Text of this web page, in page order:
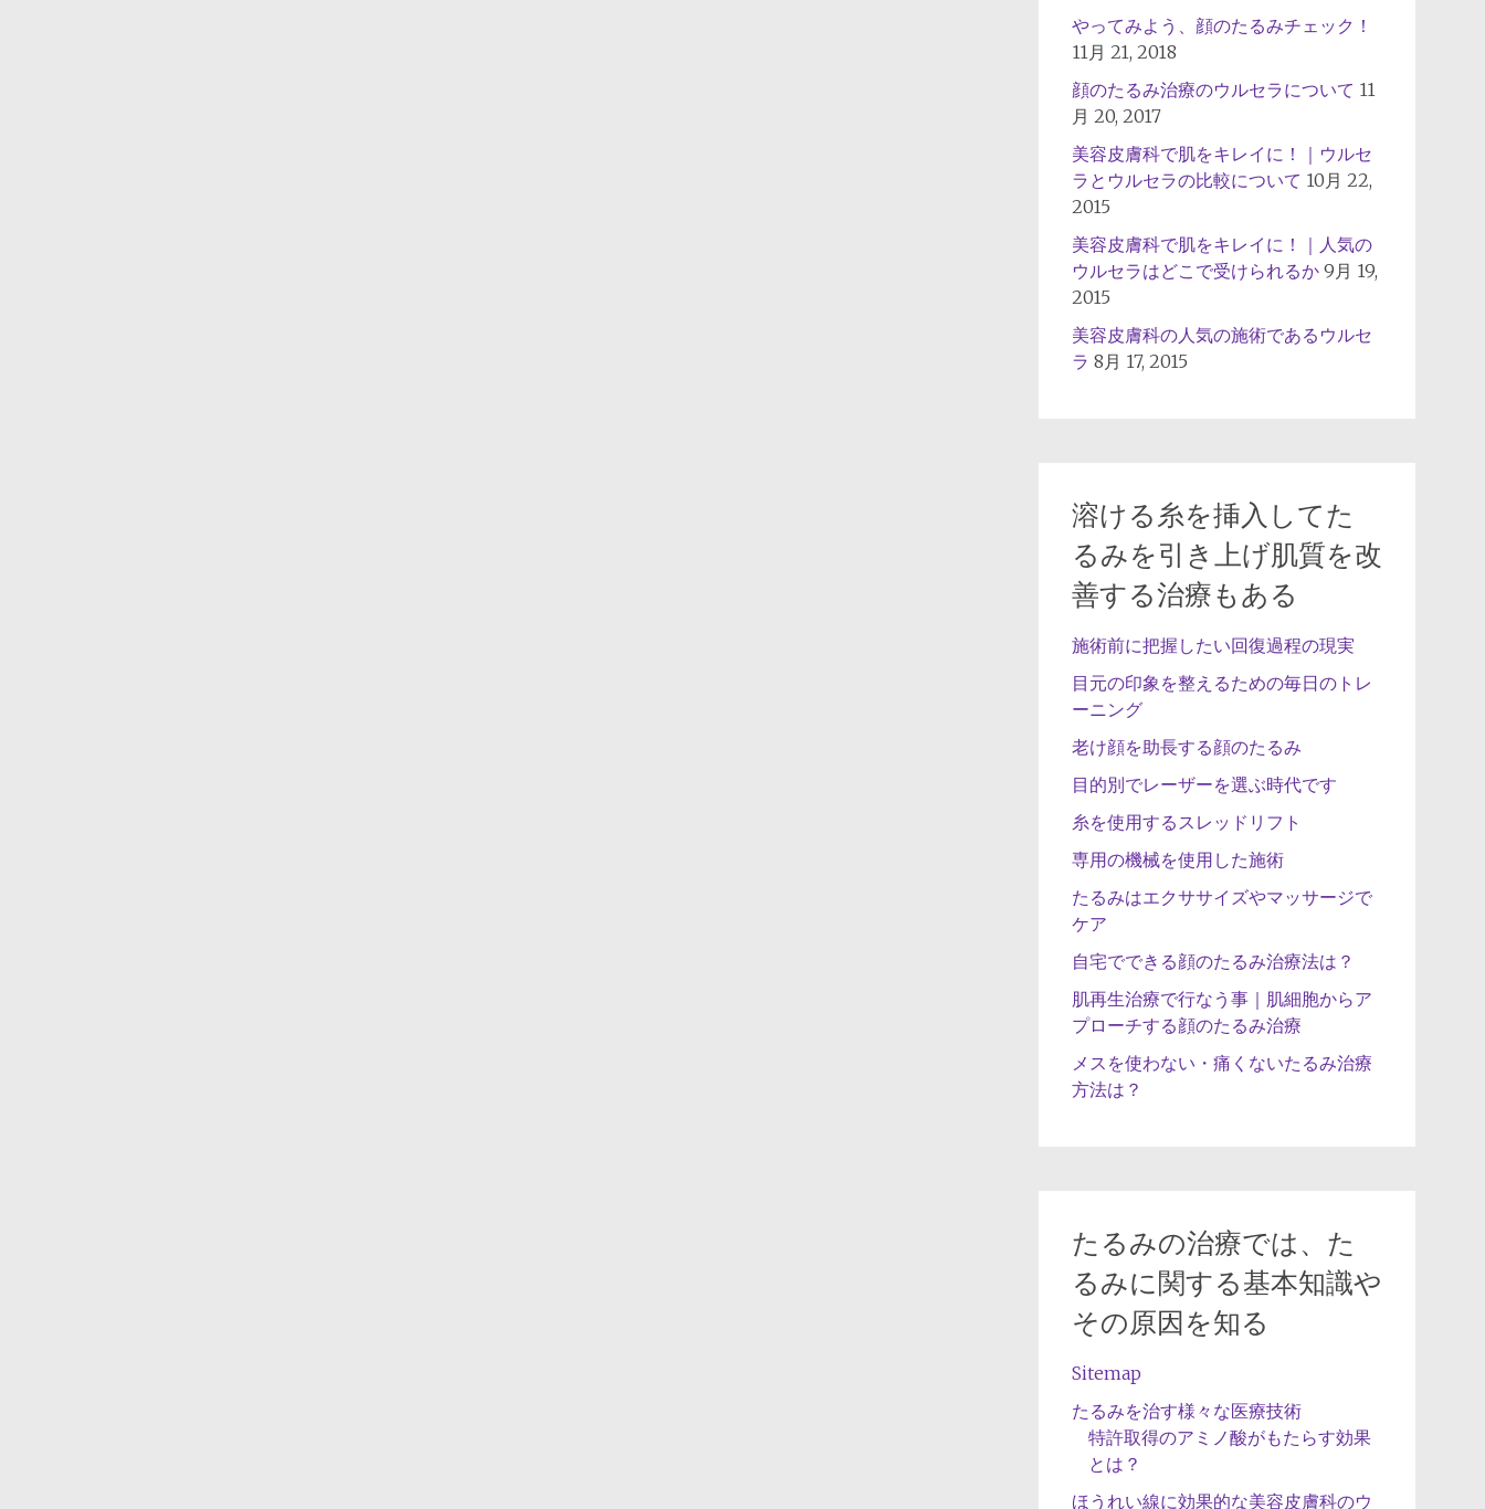
やってみよう、顔のたるみチェック！
11月 21, 2018
顔のたるみ治療のウルセラについて 11
月 20, 2017
美容皮膚科で肌をキレイに！｜ウルセ
ラとウルセラの比較について 10月 22,
2015
美容皮膚科で肌をキレイに！｜人気の
ウルセラはどこで受けられるか 9月 19,
2015
美容皮膚科の人気の施術であるウルセ
ラ 8月 17, 2015
溶ける糸を挿入してた
るみを引き上げ肌質を改
善する治療もある
施術前に把握したい回復過程の現実
目元の印象を整えるための毎日のトレ
ーニング
老け顔を助長する顔のたるみ
目的別でレーザーを選ぶ時代です
糸を使用するスレッドリフト
専用の機械を使用した施術
たるみはエクササイズやマッサージで
ケア
自宅でできる顔のたるみ治療法は？
肌再生治療で行なう事｜肌細胞からア
プローチする顔のたるみ治療
メスを使わない・痛くないたるみ治療
方法は？
たるみの治療では、た
るみに関する基本知識や
その原因を知る
Sitemap
たるみを治す様々な医療技術
特許取得のアミノ酸がもたらす効果
とは？
ほうれい線に効果的な美容皮膚科のウ